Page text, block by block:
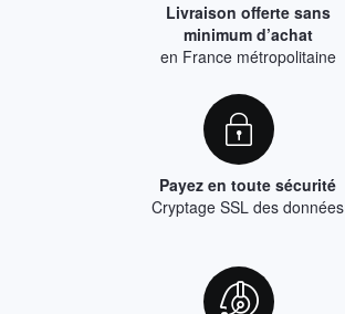
Livraison offerte sans
minimum d’achat
en France métropolitaine
Payez en toute sécurité
Cryptage SSL des données